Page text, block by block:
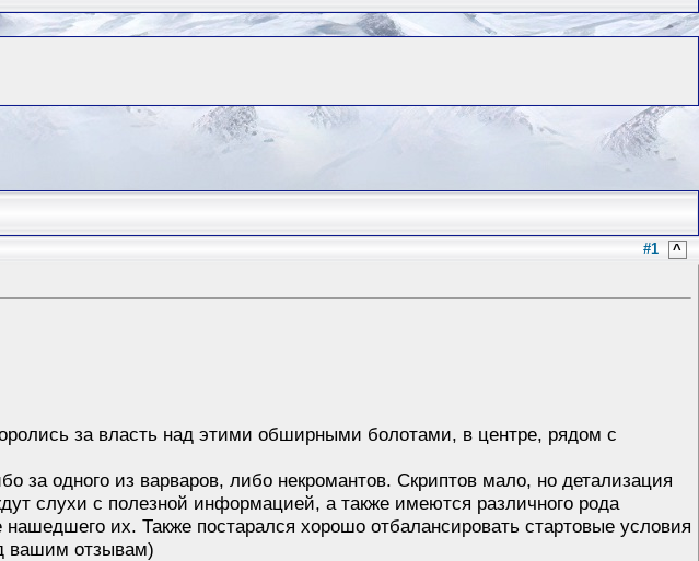
#1 ^
за власть над этими обширными болотами, в центре, рядом с
за одного из варваров, либо некромантов. Скриптов мало, но детализация
слухи с полезной информацией, а также имеются различного рода
их. Также постарался хорошо отбалансировать стартовые условия
вашим отзывам)